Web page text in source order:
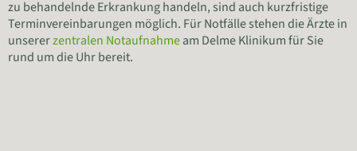
zu behandelnde Erkrankung handeln, sind auch kurzfristige
Terminvereinbarungen möglich. Für Notfälle stehen die Ärzte in
unsererzentralen Notaufnahmeam Delme Klinikum für Sie
rund um die Uhr bereit.